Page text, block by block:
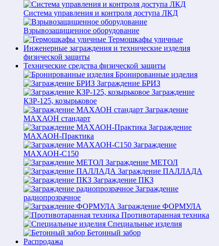
Система управления и контроля доступа ЛКД
Взрывозащищенное оборудование
Термошкафы уличные
Инженерные заграждения и технические изделия
физической защиты
Технические средства физической защиты
Бронированные изделия
Заграждение БРИЗ
Заграждение
КЗР-125, козырьковое
Заграждение
МАХАОН стандарт
Заграждение
МАХАОН-Практика
Заграждение
МАХАОН-С150
Заграждение МЕТОЛ
Заграждение ПАЛЛАДА
Заграждение ПКЗ
Заграждение
радиопрозрачное
Заграждение ФОРМУЛА
Противотаранная техника
Специальные изделия
Бетонный забор
Распродажа